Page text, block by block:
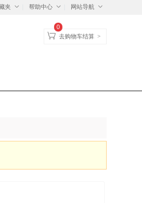
夹 帮助中心 网站导航
去购物车结算 >
0